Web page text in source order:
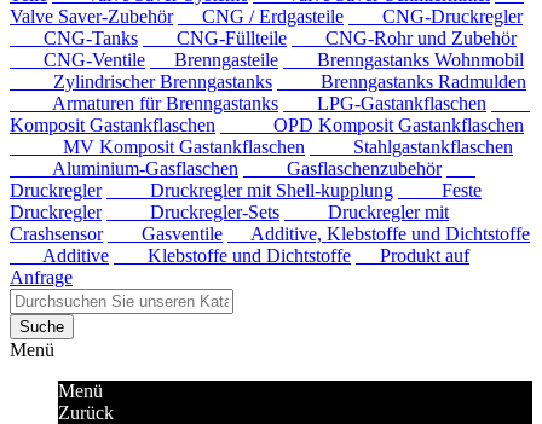
Valve Saver-Zubehör
CNG / Erdgasteile
CNG-Druckregler
CNG-Tanks
CNG-Füllteile
CNG-Rohr und Zubehör
CNG-Ventile
Brenngasteile
Brenngastanks Wohnmobil
Zylindrischer Brenngastanks
Brenngastanks Radmulden
Armaturen für Brenngastanks
LPG-Gastankflaschen
Komposit Gastankflaschen
OPD Komposit Gastankflaschen
MV Komposit Gastankflaschen
Stahlgastankflaschen
Aluminium-Gasflaschen
Gasflaschenzubehör
Druckregler
Druckregler mit Shell-kupplung
Feste
Druckregler
Druckregler-Sets
Druckregler mit
Crashsensor
Gasventile
Additive, Klebstoffe und Dichtstoffe
Additive
Klebstoffe und Dichtstoffe
Produkt auf
Anfrage
Suche
Menü
Menü
Zurück